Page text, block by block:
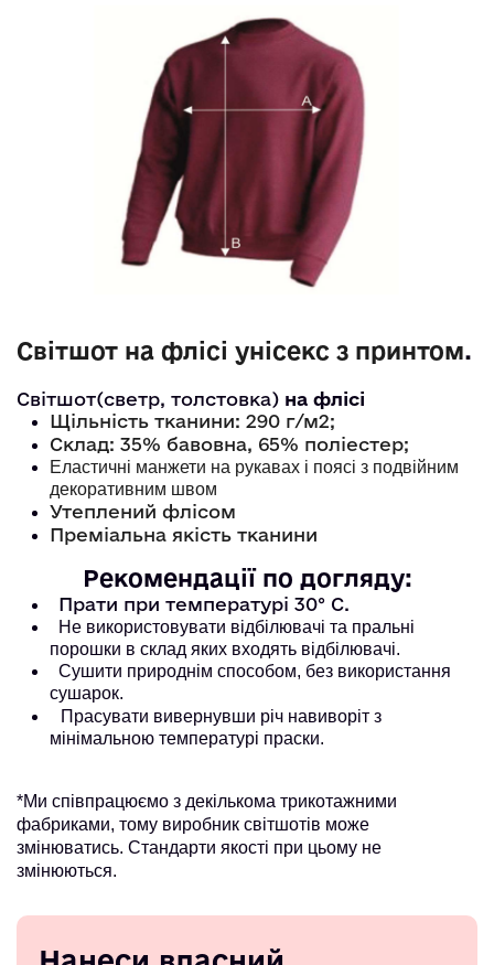
Світшот на флісі унісекс з принтом
Світшот(светр, толстовка) на флісі
Щільність тканини: 290 г/м2;
Склад: 35% бавовна, 65% поліестер;
Еластичні манжети на рукавах і поясі з подвійним
декоративним швом
Утеплений флісом
Преміальна якість тканини
Рекомендації по догляду:
Прати при температурі 30° С.
Не використовувати відбілювачі та пральні
порошки в склад яких входять відбілювачі.
Сушити природнім способом, без використання
сушарок.
Прасувати вивернувши річ навиворіт з
мінімальною температурі праски.
*Ми співпрацюємо з декількома трикотажними
фабриками, тому виробник світшотів може
змінюватись. Стандарти якості при цьому не
змінюються.